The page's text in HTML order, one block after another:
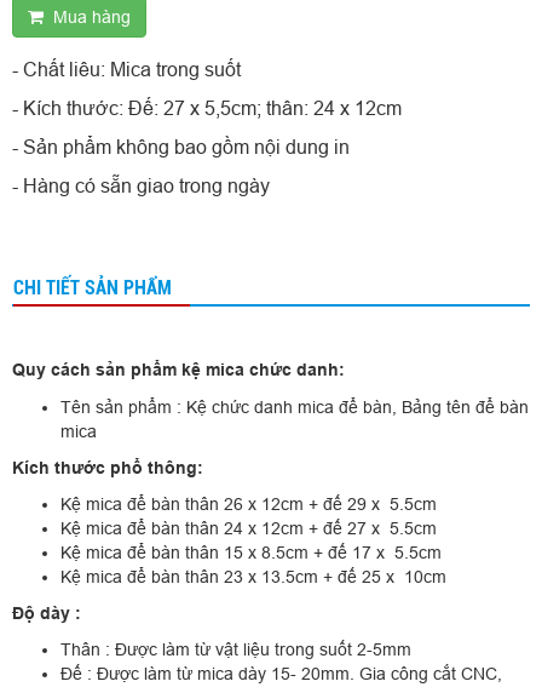
Mua hàng
- Chất liêu: Mica trong suốt
- Kích thước: Đế: 27 x 5,5cm; thân: 24 x 12cm
- Sản phẩm không bao gồm nội dung in
- Hàng có sẵn giao trong ngày
CHI TIẾT SẢN PHẨM
Quy cách sản phẩm kệ mica chức danh:
Tên sản phẩm : Kệ chức danh mica để bàn, Bảng tên để bàn
mica
Kích thước phổ thông:
Kệ mica để bàn thân 26 x 12cm + đế 29 x 5.5cm
Kệ mica để bàn thân 24 x 12cm + đế 27 x 5.5cm
Kệ mica để bàn thân 15 x 8.5cm + đế 17 x 5.5cm
Kệ mica để bàn thân 23 x 13.5cm + đế 25 x 10cm
Độ dày :
Thân : Được làm từ vật liệu trong suốt 2-5mm
Đế : Được làm từ mica dày 15- 20mm. Gia công cắt CNC,